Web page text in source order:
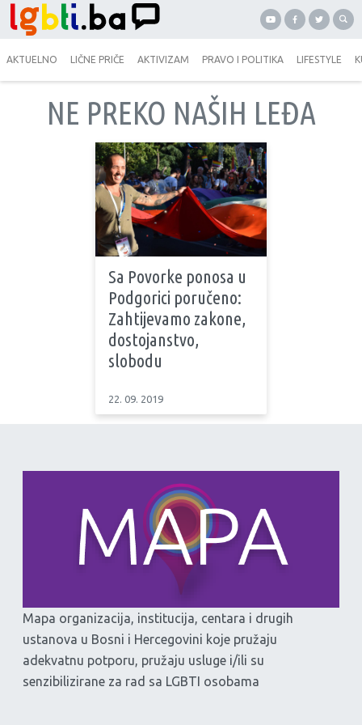
AKTUELNO LIČNE PRIČE AKTIVIZAM PRAVO I POLITIKA LIFESTYLE
NE PREKO NAŠIH LEĐA
Sa Povorke ponosa u
Podgorici poručeno:
Zahtijevamo zakone,
dostojanstvo,
slobodu
22. 09. 2019
Mapa organizacija, institucija, centara i drugih
ustanova u Bosni i Hercegovini koje pružaju
adekvatnu potporu, pružaju usluge i/ili su
senzibilizirane za rad sa LGBTI osobama